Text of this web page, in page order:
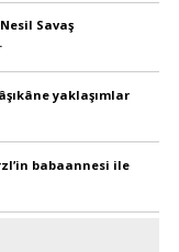
Savaş
yaklaşımlar
babaannesi ile